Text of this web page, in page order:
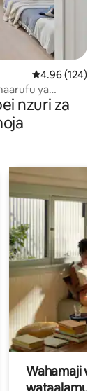
Ukadiriaji wa
4.96 (124)
ya
nzuri za
Wahamaji